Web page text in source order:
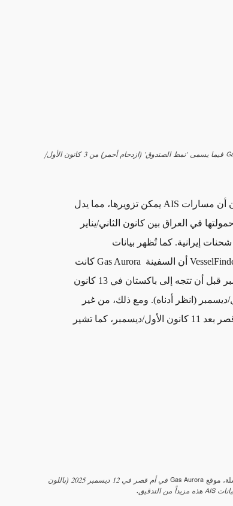
تُظهر لقطة شاشة من منصة MarineTraffic، على ما يبدو سفينة Gas Aurora فيما يسمى "نمط الصندوق" (ازدحام أحمر) من 3 كانون الأول/
يمكن تزويرها، مما يدل
في العراق بين كانون الثاني/يناير
نقلت شحنات إيرانية. كما تُظهر بيانات
أن السفينة Gas Aurora كانت
في ميناء أم قصر العراقي في 12 كانون الأول/ديسمبر قبل أن تتجه إلى باكستان في 13 كانون
ديسمبر (انظر أدناه). ومع ذلك، من غير
الواضح ما إذا كانت السفينة قد حملت فعلياً في أم قصر بعد 11 كانون الأول/ديسمبر، كما تشير
في أم قصر في 12 ديسمبر 2025 (باللون